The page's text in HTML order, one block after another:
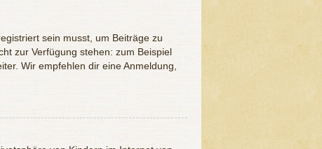
sein musst, um Beiträge zu
zur Verfügung stehen: zum Beispiel
Wir empfehlen dir eine Anmeldung,